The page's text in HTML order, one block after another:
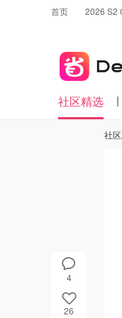
首页 2026 S2
社区精选
4
26
社